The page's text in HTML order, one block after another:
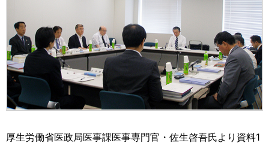
厚生労働省医政局医事課医事専門官・佐生啓吾氏より資料1